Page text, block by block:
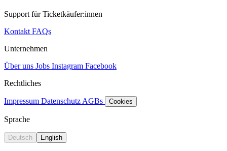
Support für Ticketkäufer:innen
Kontakt FAQs
Unternehmen
Über uns Jobs Instagram Facebook
Rechtliches
Impressum Datenschutz AGBs Cookies
Sprache
Deutsch English